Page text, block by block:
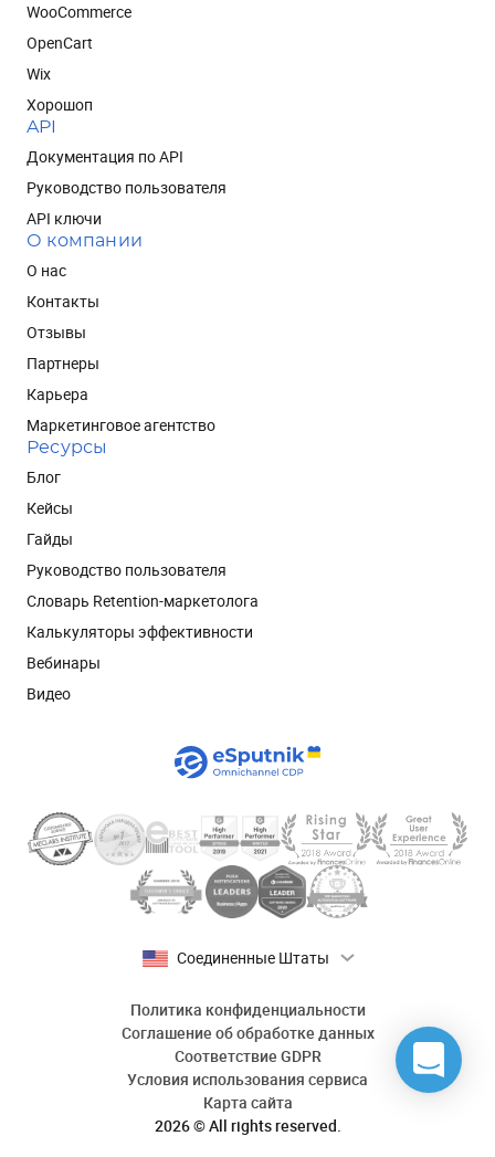
WooCommerce
OpenCart
Wix
Хорошоп
API
Документация по API
Руководство пользователя
API ключи
О компании
О нас
Контакты
Отзывы
Партнеры
Карьера
Маркетинговое агентство
Ресурсы
Блог
Кейсы
Гайды
Руководство пользователя
Словарь Retention-маркетолога
Калькуляторы эффективности
Вебинары
Видео
Соединенные Штаты
2026 © All rights reserved.
Политика конфиденциальности
Соглашение об обработке данных
Соответствие GDPR
Условия использования сервиса
Карта сайта